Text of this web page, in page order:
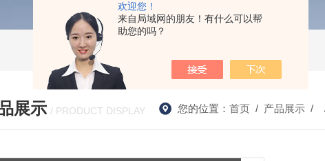
欢迎您！
来自局域网的朋友！有什么可以帮
助您的吗？
展示 / PRODUCT DISPLAY 您的位置： 首页/ 产品展示/